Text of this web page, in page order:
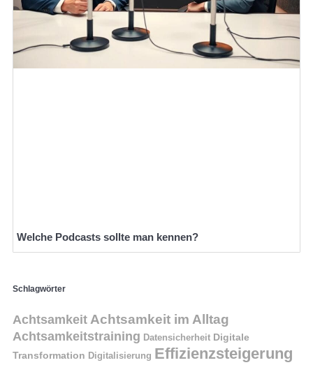
Welche Podcasts sollte man kennen?
Schlagwörter
Achtsamkeit Achtsamkeit im Alltag
Achtsamkeitstraining Datensicherheit Digitale
Transformation Digitalisierung Effizienzsteigerung